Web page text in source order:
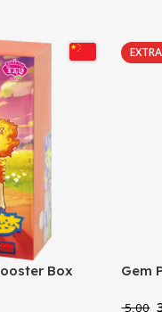
Box Gem
5,00